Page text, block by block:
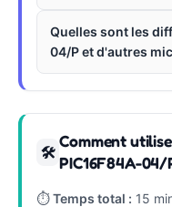
Quelles sont les
04/P et d'autres
🛠
Comment
PIC16F84A-04/
⏱Temps total : 15